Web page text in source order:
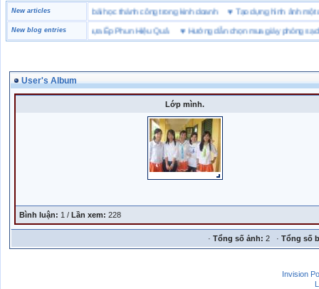
New articles
biệt” của Microsoft ♥4 bài học thành công trong kinh doanh ♥Tạo dựng hình ảnh
New blog entries
Bột Màu Cho Nhựa Ép Phun Hiệu Quả♥ Hướng dẫn chọn mua giày phòng sạch
User's Album
Lớp mình.
Bình luận: 1 / Lần xem: 228
· Tổng số ảnh: 2 · Tổng số
Invision